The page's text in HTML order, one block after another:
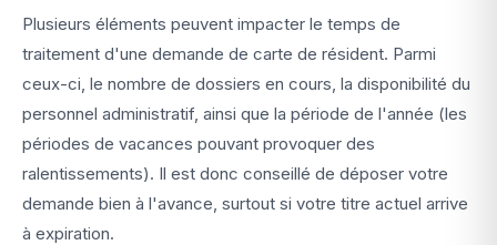
Plusieurs éléments peuvent impacter le temps de
traitement d'une demande de carte de résident. Parmi
ceux-ci, le nombre de dossiers en cours, la disponibilité du
personnel administratif, ainsi que la période de l'année (les
périodes de vacances pouvant provoquer des
ralentissements). Il est donc conseillé de déposer votre
demande bien à l'avance, surtout si votre titre actuel arrive
à expiration.